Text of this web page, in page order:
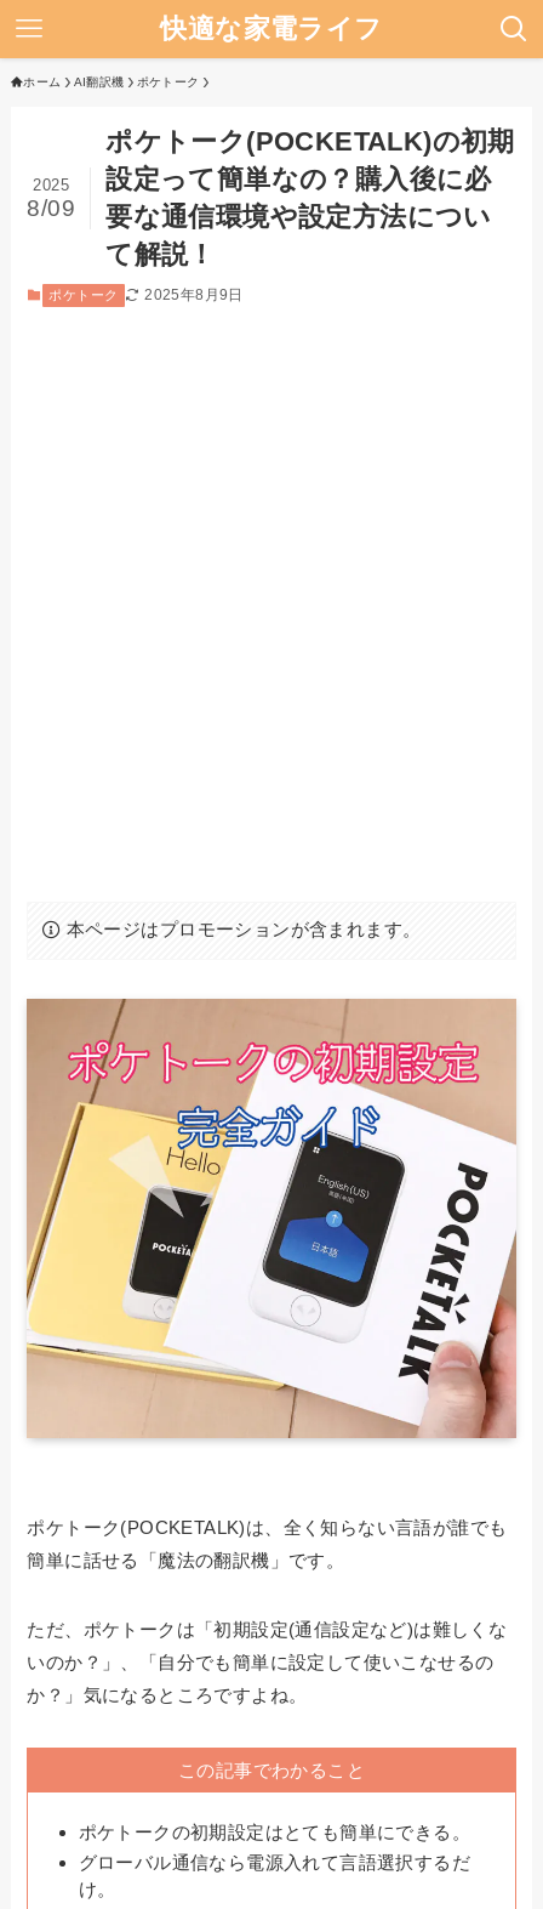
快適な家電ライフ
ホーム AI翻訳機 ポケトーク
ポケトーク(POCKETALK)の初期
設定って簡単なの？購入後に必
要な通信環境や設定方法につい
て解説！
2025
8/09
ポケトーク 2025年8月9日
本ページはプロモーションが含まれます。
ポケトーク(POCKETALK)は、全く知らない言語が誰でも
簡単に話せる「魔法の翻訳機」です。
ただ、ポケトークは「初期設定(通信設定など)は難しくな
いのか？」、「自分でも簡単に設定して使いこなせるの
か？」気になるところですよね。
この記事でわかること
ポケトークの初期設定はとても簡単にできる。
グローバル通信なら電源入れて言語選択するだ
け。